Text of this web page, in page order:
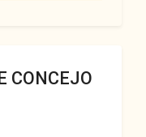
CONCEJO